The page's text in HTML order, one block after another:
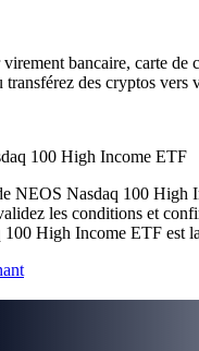
bancaire, carte de
des cryptos vers
100 High Income ETF
NEOS Nasdaq 100 High
les conditions et
High Income ETF est